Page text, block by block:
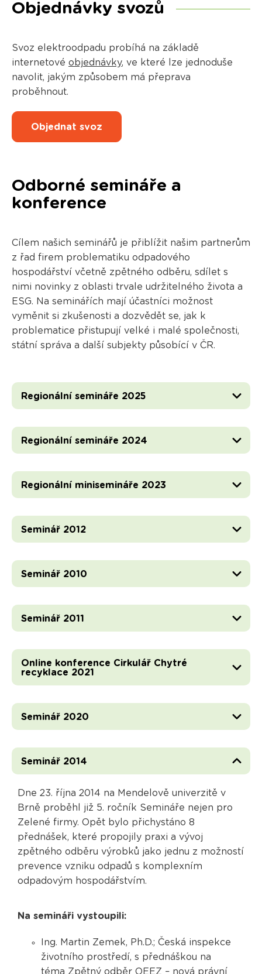
Objednávky svozů
Svoz elektroodpadu probíhá na základě
internetové objednávky, ve které lze jednoduše
navolit, jakým způsobem má přeprava
proběhnout.
Objednat svoz
Odborné semináře a
konference
Cílem našich seminářů je přiblížit našim partnerům
z řad firem problematiku odpadového
hospodářství včetně zpětného odběru, sdílet s
nimi novinky z oblasti trvale udržitelného života a
ESG. Na seminářích mají účastníci možnost
vyměnit si zkušenosti a dozvědět se, jak k
problematice přistupují velké i malé společnosti,
státní správa a další subjekty působící v ČR.
Regionální semináře 2025
Regionální semináře 2024
Regionální minisemináře 2023
Seminář 2012
Seminář 2010
Seminář 2011
Online konference Cirkulář Chytré
recyklace 2021
Seminář 2020
Seminář 2014
Dne 23. října 2014 na Mendelově univerzitě v
Brně proběhl již 5. ročník Semináře nejen pro
Zelené firmy. Opět bylo přichystáno 8
přednášek, které propojily praxi a vývoj
zpětného odběru výrobků jako jednu z možností
prevence vzniku odpadů s komplexním
odpadovým hospodářstvím.
Na semináři vystoupili:
Ing. Martin Zemek, Ph.D.; Česká inspekce
životního prostředí, s přednáškou na
téma Zpětný odběr OEEZ – nová právní